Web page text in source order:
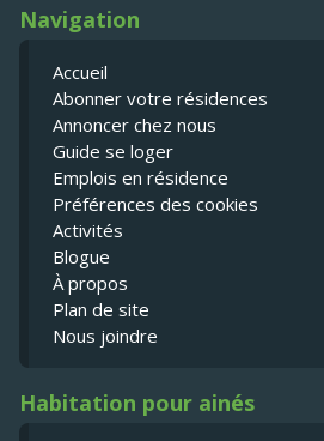
Navigation
Accueil
Abonner votre résidences
Annoncer chez nous
Guide se loger
Emplois en résidence
Préférences des cookies
Activités
Blogue
À propos
Plan de site
Nous joindre
Habitation pour ainés